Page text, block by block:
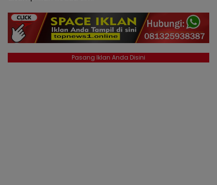
Pasang Iklan Anda Disini